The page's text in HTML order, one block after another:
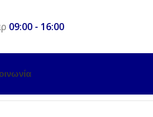
09:00 - 16:00